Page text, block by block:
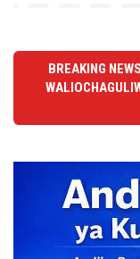
BREAKING